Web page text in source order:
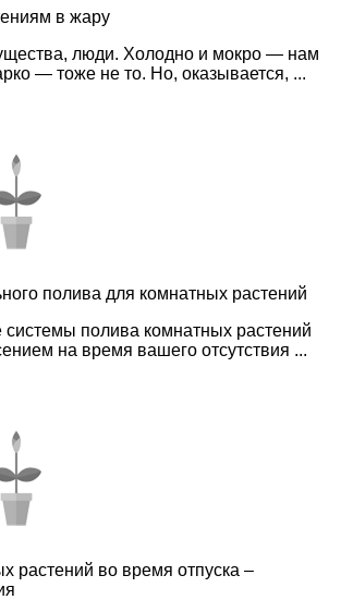
в жару
люди. Холодно и мокро — нам
— тоже не то. Но, оказывается, ...
полива для комнатных растений
системы полива комнатных растений
на время вашего отсутствия ...
растений во время отпуска –